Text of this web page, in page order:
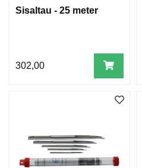
Sisaltau - 25 meter
302,00